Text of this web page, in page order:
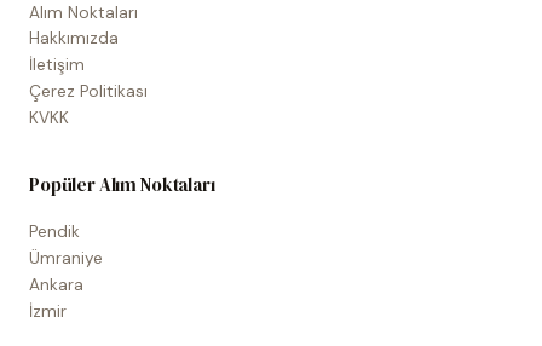
Alım Noktaları
Hakkımızda
İletişim
Çerez Politikası
KVKK
Popüler Alım Noktaları
Pendik
Ümraniye
Ankara
İzmir